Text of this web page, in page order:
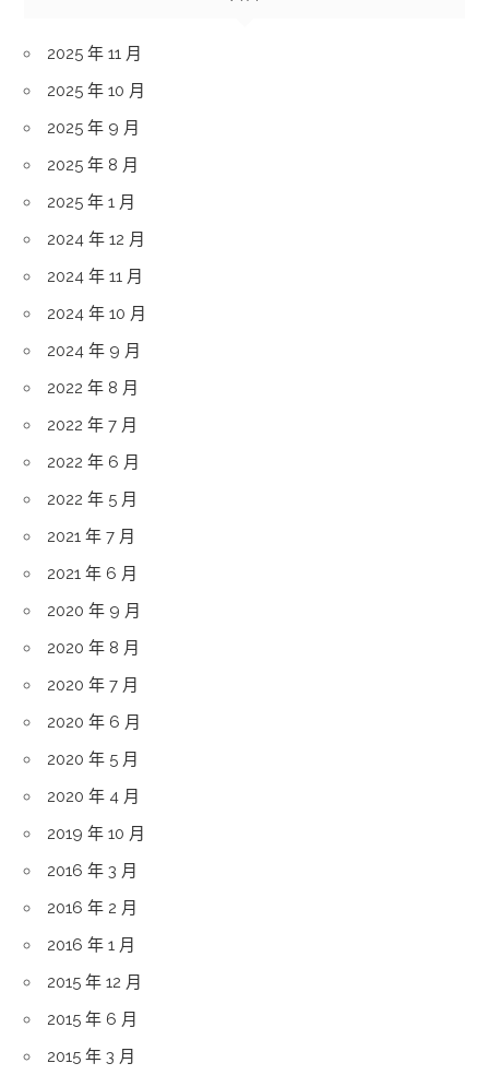
2025 年 11 月
2025 年 10 月
2025 年 9 月
2025 年 8 月
2025 年 1 月
2024 年 12 月
2024 年 11 月
2024 年 10 月
2024 年 9 月
2022 年 8 月
2022 年 7 月
2022 年 6 月
2022 年 5 月
2021 年 7 月
2021 年 6 月
2020 年 9 月
2020 年 8 月
2020 年 7 月
2020 年 6 月
2020 年 5 月
2020 年 4 月
2019 年 10 月
2016 年 3 月
2016 年 2 月
2016 年 1 月
2015 年 12 月
2015 年 6 月
2015 年 3 月